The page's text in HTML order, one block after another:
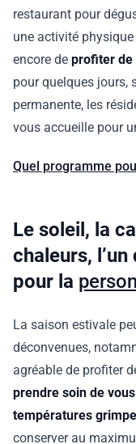
restaurant pour
une activité
encore de profiter de
pour quelques jours,
permanente, les
vous accueille pour
Quel programme
Le soleil, la
chaleurs,
pour la
La saison estivale
déconvenues,
agréable de profiter
prendre soin de
températures
conserver au